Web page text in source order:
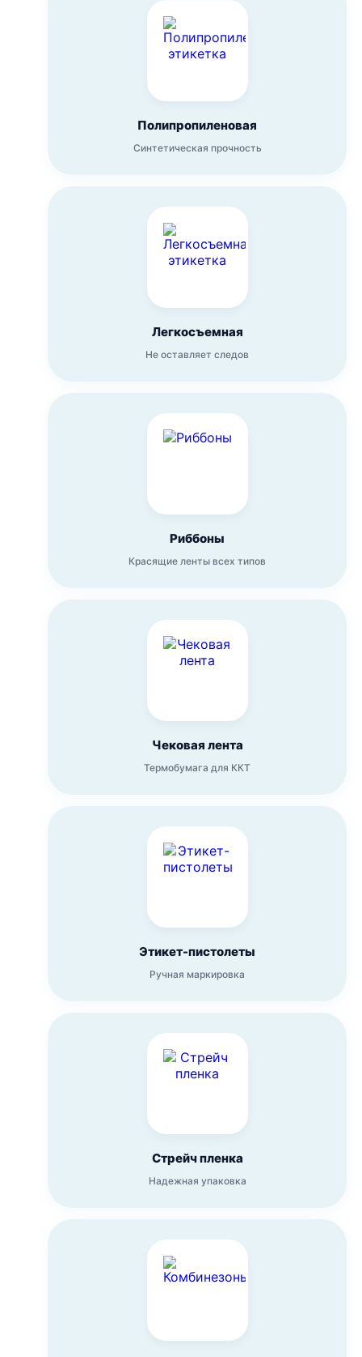
Полипропиленовая
Синтетическая прочность
Легкосъемная
Не оставляет следов
Риббоны
Красящие ленты всех типов
Чековая лента
Термобумага для ККТ
Этикет-пистолеты
Ручная маркировка
Стрейч пленка
Надежная упаковка